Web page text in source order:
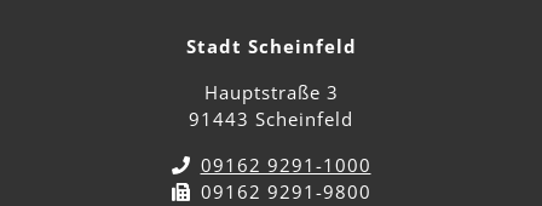
Stadt Scheinfeld
Hauptstraße 3
91443 Scheinfeld
09162 9291-1000
09162 9291-9800